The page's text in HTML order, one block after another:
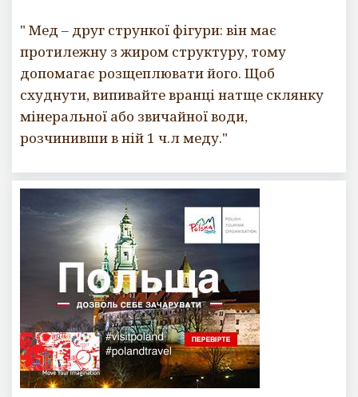
" Мед – друг стрункої фігури: він має
протилежну з жиром структуру, тому
допомагає розщеплювати його. Щоб
схуднути, випивайте вранці натще склянку
мінеральної або звичайної води,
розчинивши в ній 1 ч.л меду."